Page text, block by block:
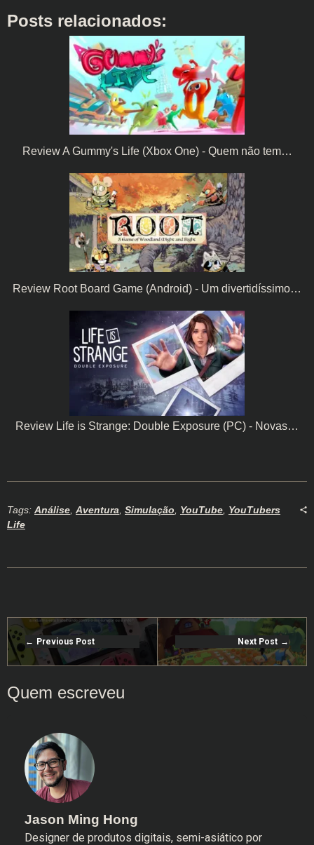
Posts relacionados:
Review A Gummy's Life (Xbox One) - Quem não tem…
Review Root Board Game (Android) - Um divertidíssimo…
Review Life is Strange: Double Exposure (PC) - Novas…
Tags: Análise Aventura Simulação YouTube YouTubers
Life
Previous Post Next Post
Jason Ming Hong
Designer de produtos digitais, semi-asiático por